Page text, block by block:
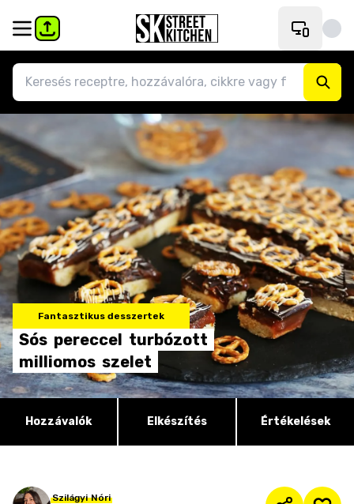
Fantasztikus desszertek
Sós pereccel turbózott
milliomos szelet
Hozzávalók Elkészítés Értékelések
Szilágyi Nóri